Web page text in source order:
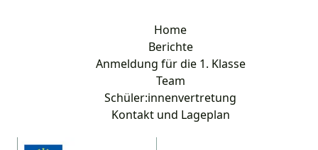
Home
Berichte
Anmeldung für die 1. Klasse
Team
Schüler:innenvertretung
Kontakt und Lageplan